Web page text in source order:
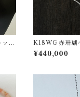
K18WG 赤珊瑚
5 pd-43
¥440,000